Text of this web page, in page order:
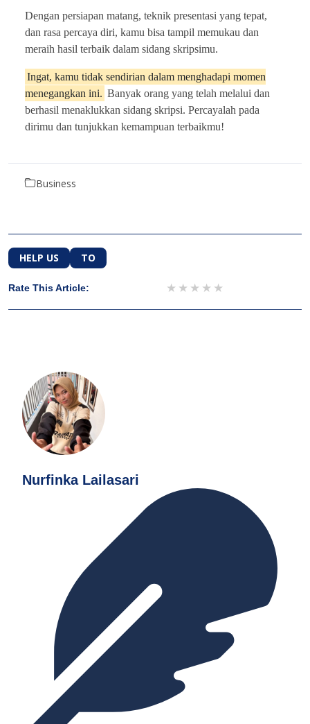
Dengan persiapan matang, teknik presentasi yang tepat,
dan rasa percaya diri, kamu bisa tampil memukau dan
meraih hasil terbaik dalam sidang skripsimu.
Ingat, kamu tidak sendirian dalam menghadapi momen
menegangkan ini. Banyak orang yang telah melalui dan
berhasil menaklukkan sidang skripsi. Percayalah pada
dirimu dan tunjukkan kemampuan terbaikmu!
Business
HELP US TO
Rate This Article: 4 stars
3 stars
2 stars
1 star
Nurfinka Lailasari